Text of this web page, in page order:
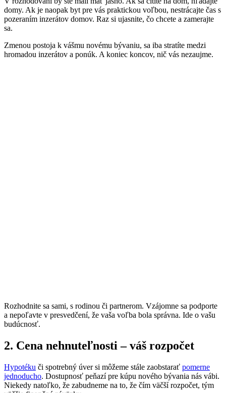
domy. Ak je naopak byt pre vás praktickou voľbou, nestrácajte čas s
pozeraním inzerátov domov. Raz si ujasnite, čo chcete a zamerajte
sa.
Zmenou postoja k vášmu novému bývaniu, sa iba stratíte medzi
hromadou inzerátov a ponúk. A koniec koncov, nič vás nezaujme.
Rozhodnite sa sami, s rodinou či partnerom. Vzájomne sa podporte
a nepoľavte v presvedčení, že vaša voľba bola správna. Ide o vašu
budúcnosť.
2. Cena nehnuteľnosti – váš rozpočet
Hypotéku či spotrebný úver si môžeme stále zaobstarať pomerne
jednoducho. Dostupnosť peňazí pre kúpu nového bývania nás vábi.
Niekedy natoľko, že zabudneme na to, že čím väčší rozpočet, tým